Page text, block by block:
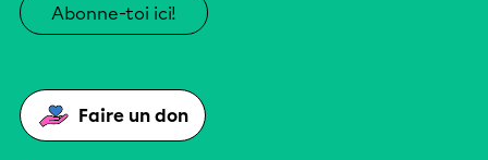
Abonne-toi ici!
Faire un don